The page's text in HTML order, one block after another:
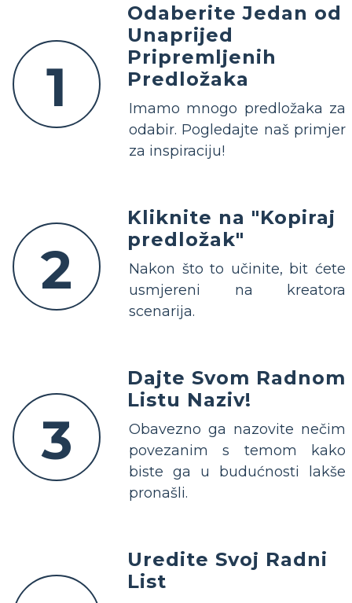
1
Odaberite Jedan od
Unaprijed
Pripremljenih
Predložaka
Imamo mnogo predložaka za
odabir. Pogledajte naš primjer
za inspiraciju!
2
Kliknite na "Kopiraj
predložak"
Nakon što to učinite, bit ćete
usmjereni na kreatora
scenarija.
3
Dajte Svom Radnom
Listu Naziv!
Obavezno ga nazovite nečim
povezanim s temom kako
biste ga u budućnosti lakše
pronašli.
Uredite Svoj Radni
List